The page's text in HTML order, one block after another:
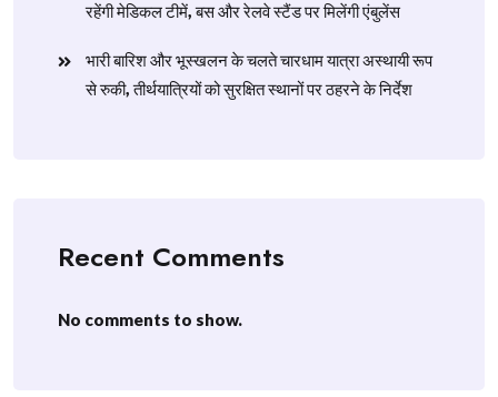
रहेंगी मेडिकल टीमें, बस और रेलवे स्टैंड पर मिलेंगी एंबुलेंस
​भारी बारिश और भूस्खलन के चलते चारधाम यात्रा अस्थायी रूप
से रुकी, तीर्थयात्रियों को सुरक्षित स्थानों पर ठहरने के निर्देश
Recent Comments
No comments to show.